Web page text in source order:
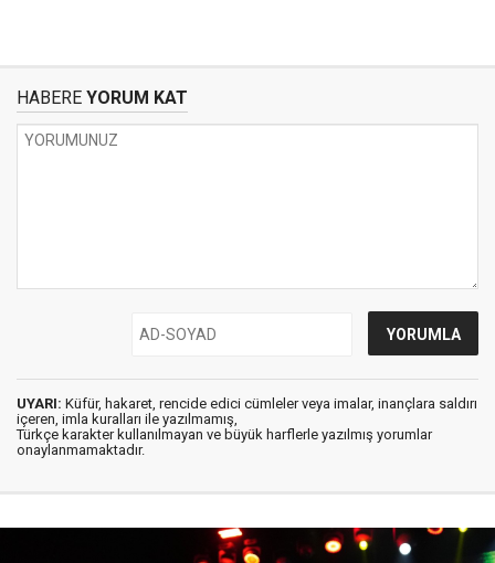
HABERE YORUM KAT
UYARI: Küfür, hakaret, rencide edici cümleler veya imalar, inançlara saldırı
içeren, imla kuralları ile yazılmamış,
Türkçe karakter kullanılmayan ve büyük harflerle yazılmış yorumlar
onaylanmamaktadır.